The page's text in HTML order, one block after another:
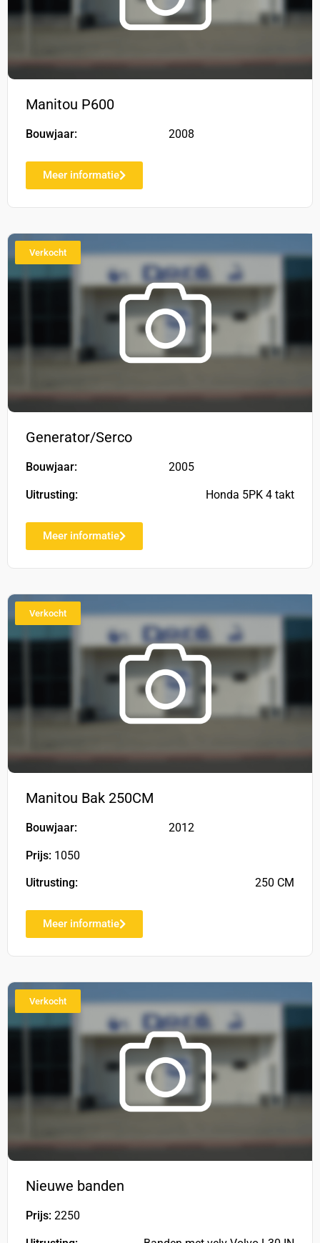
Manitou P600
Bouwjaar: 2008
Meer informatie
Verkocht
Generator/Serco
Bouwjaar: 2005
Uitrusting: Honda 5PK 4 takt
Meer informatie
Verkocht
Manitou Bak 250CM
Bouwjaar: 2012
Prijs: 1050
Uitrusting: 250 CM
Meer informatie
Verkocht
Nieuwe banden
Prijs: 2250